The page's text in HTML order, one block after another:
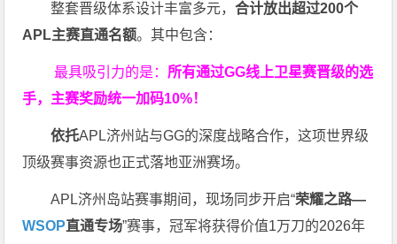
整套晋级体系设计丰富多元，合计放出超过200个
APL主赛直通名额。其中包含：
最具吸引力的是： 所有通过GG线上卫星赛晋级的选
手，主赛奖励统一加码10%！
依托APL济州站与GG的深度战略合作，这项世界级
顶级赛事资源也正式落地亚洲赛场。
APL济州岛站赛事期间，现场同步开启“荣耀之路—
WSOP直通专场”赛事，冠军将获得价值1万刀的2026年